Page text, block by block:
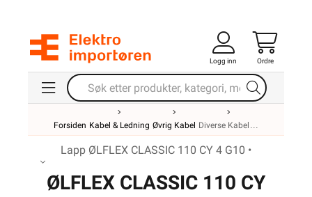
Logg inn Ordre
Forsiden Kabel & Ledning Øvrig Kabel Diverse Kabel
Lapp ØLFLEX CLASSIC 110 CY 4 G10 •
ØLFLEX CLASSIC 110 CY